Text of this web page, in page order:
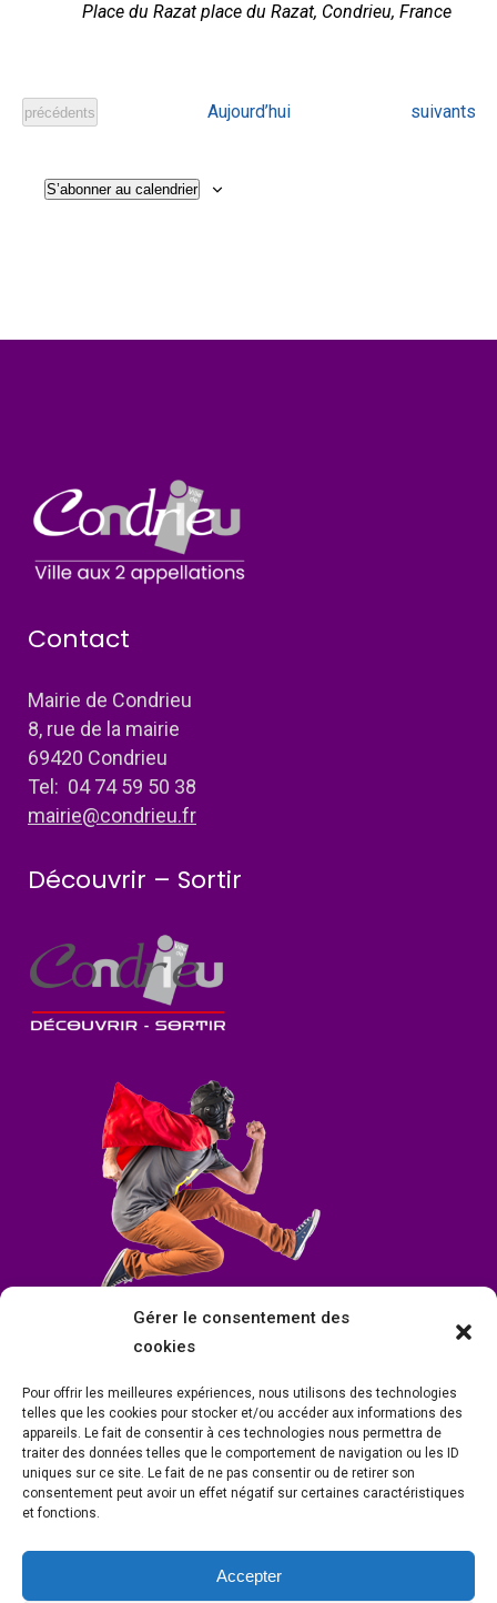
Gérer le consentement des
cookies
Pour offrir les meilleures expériences, nous utilisons des technologies
telles que les cookies pour stocker et/ou accéder aux informations des
appareils. Le fait de consentir à ces technologies nous permettra de
traiter des données telles que le comportement de navigation ou les ID
uniques sur ce site. Le fait de ne pas consentir ou de retirer son
consentement peut avoir un effet négatif sur certaines caractéristiques
et fonctions.
Accepter
Place du Razat place du Razat, Condrieu, France
Évènements
précédents Aujourd’hui suivants
S’abonner au calendrier
Contact
Mairie de Condrieu
8, rue de la mairie
69420 Condrieu
Tel: 04 74 59 50 38
mairie@condrieu.fr
Découvrir – Sortir
Mairie de Condrieu | Copyright © 2023 |Mentions légales|Politique de